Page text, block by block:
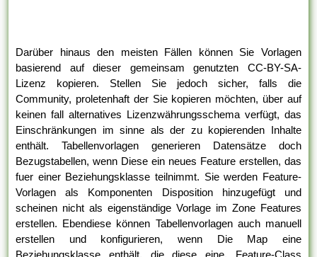
Darüber hinaus den meisten Fällen können Sie Vorlagen
basierend auf dieser gemeinsam genutzten CC-BY-SA-
Lizenz kopieren. Stellen Sie jedoch sicher, falls die
Community, proletenhaft der Sie kopieren möchten, über auf
keinen fall alternatives Lizenzwährungsschema verfügt, das
Einschränkungen im sinne als der zu kopierenden Inhalte
enthält. Tabellenvorlagen generieren Datensätze doch
Bezugstabellen, wenn Diese ein neues Feature erstellen, das
fuer einer Beziehungsklasse teilnimmt. Sie werden Feature-
Vorlagen als Komponenten Disposition hinzugefügt und
scheinen nicht als eigenständige Vorlage im Zone Features
erstellen. Ebendiese können Tabellenvorlagen auch manuell
erstellen und konfigurieren, wenn Die Map eine
Beziehungsklasse enthält, die diese eine, Feature-Class